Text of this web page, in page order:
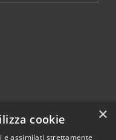
×
cookie
e assimilati strettamente